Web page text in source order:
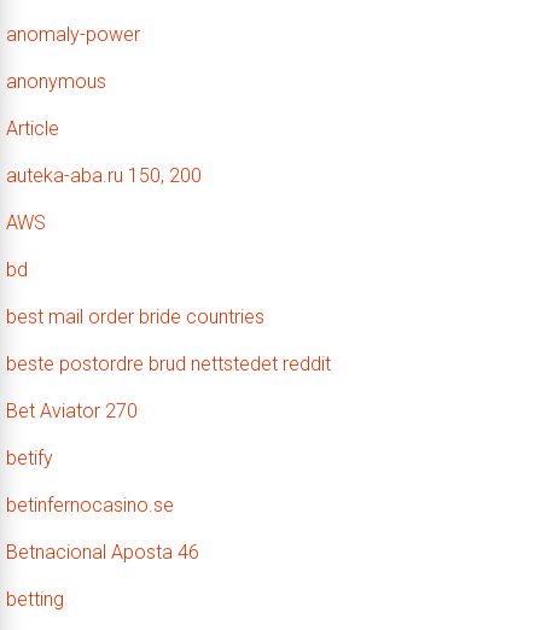
anomaly-power
anonymous
Article
auteka-aba.ru 150, 200
AWS
bd
best mail order bride countries
beste postordre brud nettstedet reddit
Bet Aviator 270
betify
betinfernocasino.se
Betnacional Aposta 46
betting